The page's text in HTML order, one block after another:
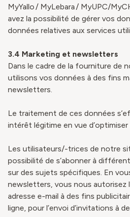
MyYallo / MyLebara / MyUPC/
avez la possibilité de gérer vos
données relatives aux services
3.4 Marketing et newsletters
Dans le cadre de la fourniture de
utilisons vos données à des fins
newsletters.
Le traitement de ces données
intérêt légitime en vue d’optimiser
Les utilisateurs/-trices de notre
possibilité de s’abonner à
sur des sujets spécifiques. En
newsletters, vous nous autorisez
adresse e-mail à des fins
ligne, pour l’envoi d’invitations à